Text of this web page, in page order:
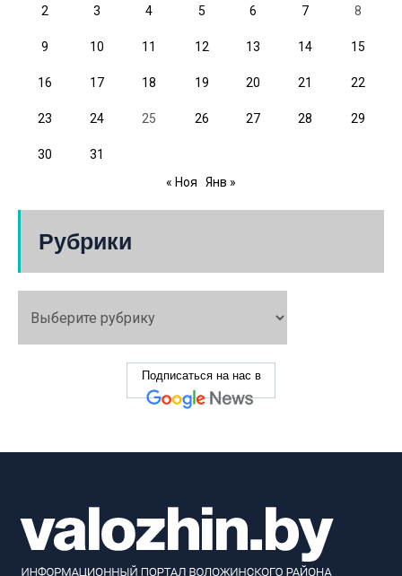
2 3 4 5 6 7 8
9 10 11 12 13 14 15
16 17 18 19 20 21 22
23 24 25 26 27 28 29
30
31
« Ноя
Янв »
Рубрики
Подписаться на нас в